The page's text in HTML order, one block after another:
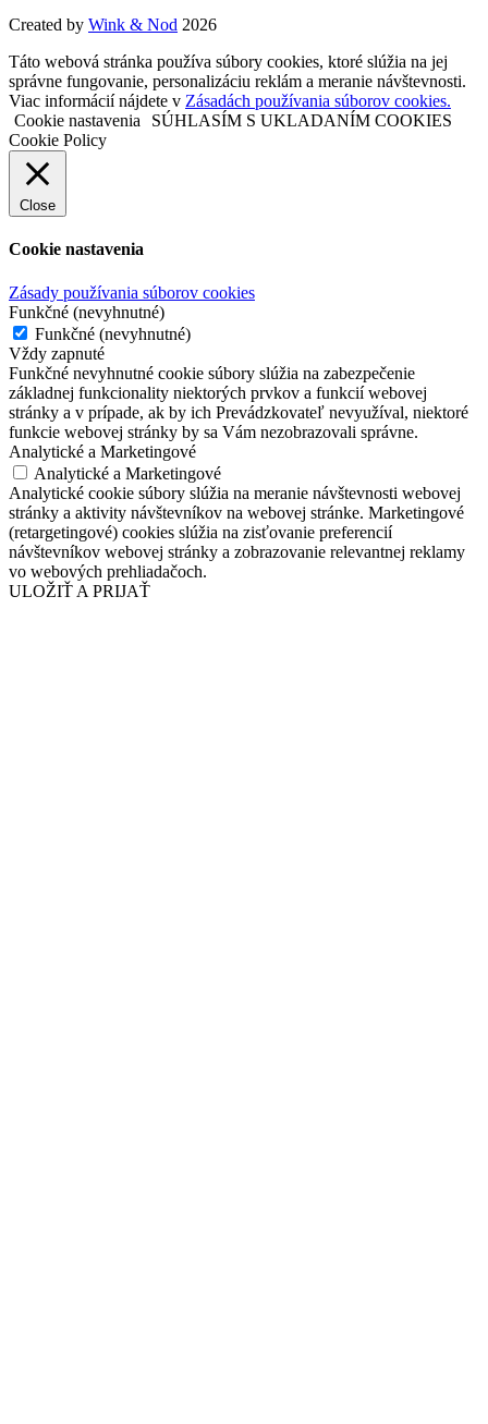
Created by Wink & Nod 2026
Táto webová stránka používa súbory cookies, ktoré slúžia na jej
správne fungovanie, personalizáciu reklám a meranie návštevnosti.
Viac informácií nájdete v Zásadách používania súborov cookies.
Cookie nastavenia
SÚHLASÍM S UKLADANÍM COOKIES
Cookie Policy
Close
Cookie nastavenia
Zásady používania súborov cookies
Funkčné (nevyhnutné)
Funkčné (nevyhnutné)
Vždy zapnuté
Funkčné nevyhnutné cookie súbory slúžia na zabezpečenie
základnej funkcionality niektorých prvkov a funkcií webovej
stránky a v prípade, ak by ich Prevádzkovateľ nevyužíval, niektoré
funkcie webovej stránky by sa Vám nezobrazovali správne.
Analytické a Marketingové
Analytické a Marketingové
Analytické cookie súbory slúžia na meranie návštevnosti webovej
stránky a aktivity návštevníkov na webovej stránke. Marketingové
(retargetingové) cookies slúžia na zisťovanie preferencií
návštevníkov webovej stránky a zobrazovanie relevantnej reklamy
vo webových prehliadačoch.
ULOŽIŤ A PRIJAŤ